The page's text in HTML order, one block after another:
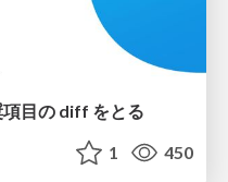
目の diff をとる
1 450